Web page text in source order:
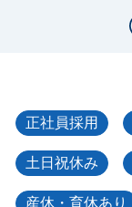
正社員採用
土日祝休み
産休・育休あり